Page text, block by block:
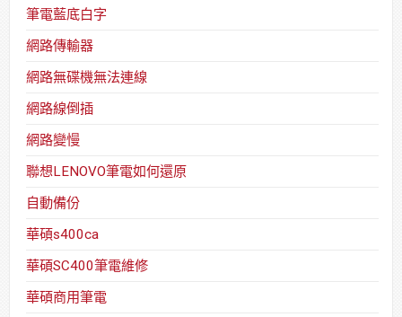
筆電藍底白字
網路傳輸器
網路無碟機無法連線
網路線倒插
網路變慢
聯想LENOVO筆電如何還原
自動備份
華碩s400ca
華碩SC400筆電維修
華碩商用筆電